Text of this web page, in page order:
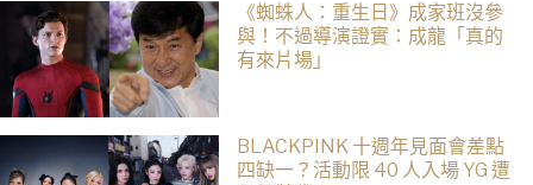
《蜘蛛人：重生日》成家班沒參
與！不過導演證實：成龍「真的
有來片場」
BLACKPINK 十週年見面會差點
四缺一？活動限 40 人入場 YG 遭